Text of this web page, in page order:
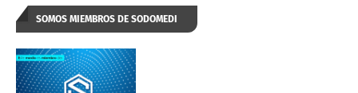
SOMOS MIEMBROS DE SODOMEDI